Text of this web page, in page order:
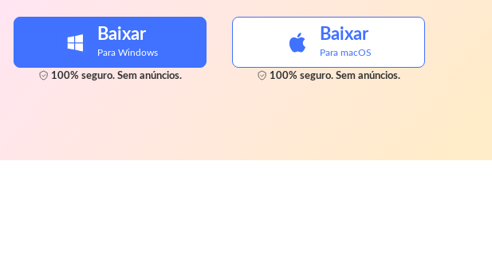
Baixar
Para Windows
100% seguro. Sem anúncios.
Baixar
Para macOS
100% seguro. Sem anúncios.